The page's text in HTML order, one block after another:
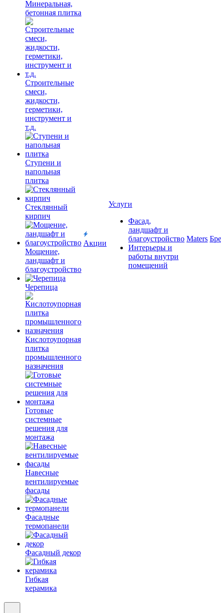
Минеральная,
бетонная плитка
Строительные
смеси,
жидкости,
герметики,
инструмент и
т.д.
Ступени и
напольная
плитка
Cтеклянный
кирпич
Мощение,
ландшафт и
благоустройство
Черепица
Кислотоупорная
плитка
промышленного
назначения
Готовые
системные
решения для
монтажа
Навесные
вентилируемые
фасады
Фасадные
термопанели
Фасадный декор
Гибкая
керамика
Акции
Услуги
Фасад,
ландшафт и
благоустройство
Интерьеры и
работы внутри
помещений
Maters